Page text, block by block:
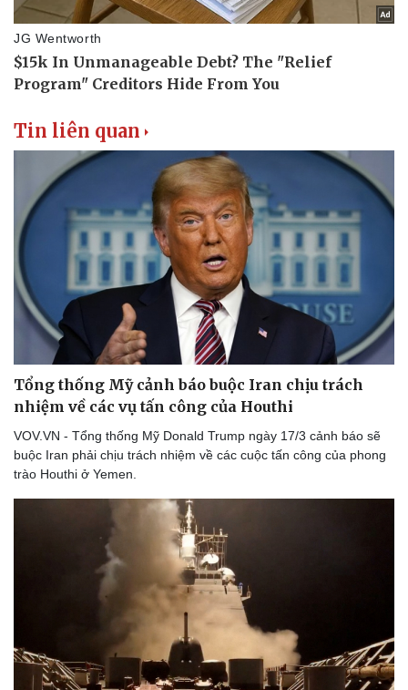
Tin liên quan
Tổng thống Mỹ cảnh báo buộc Iran chịu trách
nhiệm về các vụ tấn công của Houthi
VOV.VN - Tổng thống Mỹ Donald Trump ngày 17/3 cảnh báo sẽ
buộc Iran phải chịu trách nhiệm về các cuộc tấn công của phong
trào Houthi ở Yemen.